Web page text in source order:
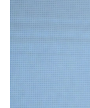
Geosiyasi
İqtisadi
Sosioloji
Araşdırma